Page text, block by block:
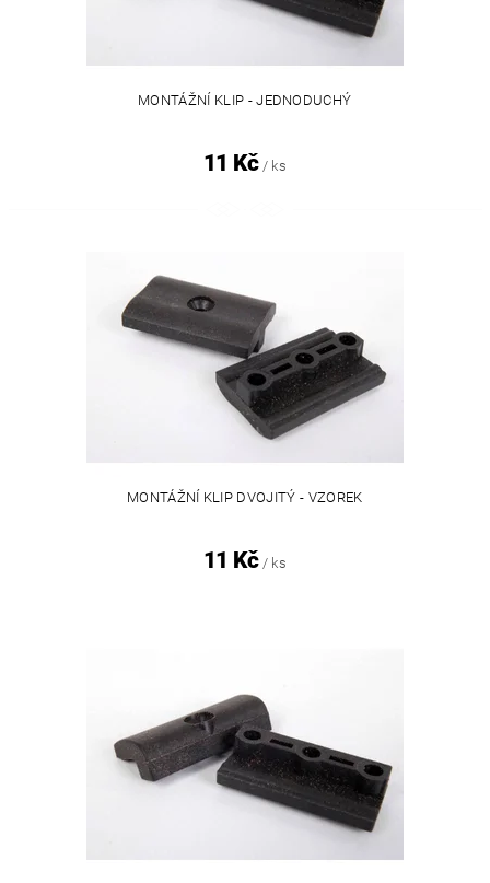
MONTÁŽNÍ KLIP - JEDNODUCHÝ
11 Kč / ks
MONTÁŽNÍ KLIP DVOJITÝ - VZOREK
11 Kč / ks